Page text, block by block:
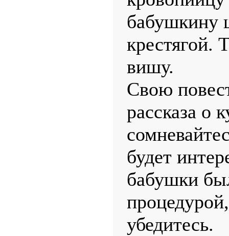
бабушкину
крестягой.
вишу.
Свою
рассказа о
будет
бабушки
убедитесь.